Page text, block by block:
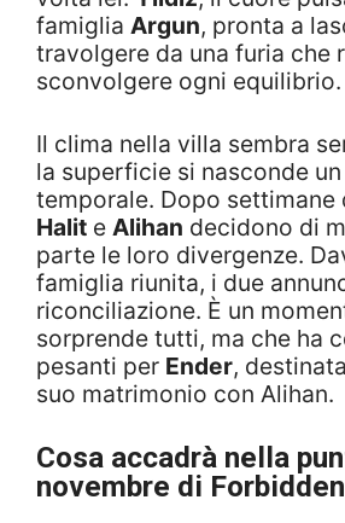
famiglia Argun, pronta a
travolgere da una furia che
sconvolgere ogni equilibrio.
Il clima nella villa sembra
la superficie si nasconde
temporale. Dopo settimane
Halit e Alihan decidono di
parte le loro divergenze.
famiglia riunita, i due
riconciliazione. È un
sorprende tutti, ma che ha
pesanti per Ender,
suo matrimonio con Alihan.
Cosa accadrà nella
novembre di